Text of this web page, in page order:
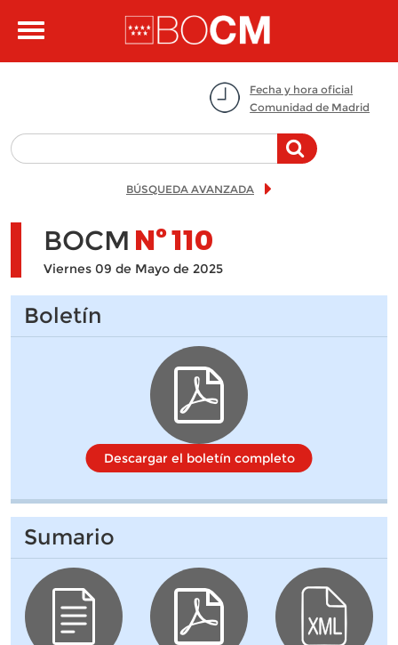
Toggle
Fecha y hora oficial
Comunidad de Madrid
BÚSQUEDA AVANZADA
BOCM Nº110
Viernes 09 de Mayo de 2025
Boletín
Descargar el boletín completo
Sumario